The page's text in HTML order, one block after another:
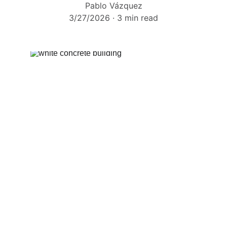
Pablo Vázquez
3/27/2026
3 min read